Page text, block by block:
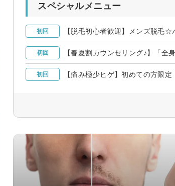
スペシャルメニュー
初回 【脱毛初心者歓迎】メンズ脱毛
初回 【春夏割カウンセリング♪】「
初回 【痛み極少ヒゲ】初めての方限